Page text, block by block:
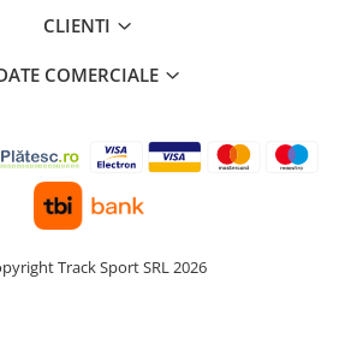
CLIENTI
COMERCIALE
Track Sport SRL 2026